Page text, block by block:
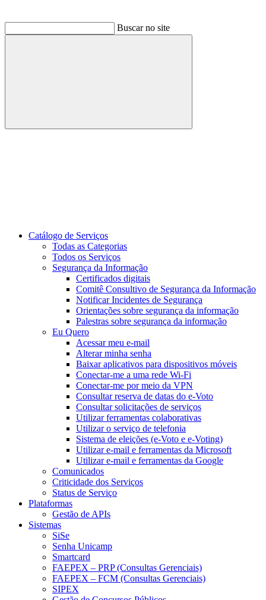
Buscar no site
Buscar
Catálogo de Serviços
Todas as Categorias
Todos os Serviços
Segurança da Informação
Certificados digitais
Comitê Consultivo de Segurança da Informação
Notificar Incidentes de Segurança
Orientações sobre segurança da informação
Palestras sobre segurança da informação
Eu Quero
Acessar meu e-mail
Alterar minha senha
Baixar aplicativos para dispositivos móveis
Conectar-me a uma rede Wi-Fi
Conectar-me por meio da VPN
Consultar reserva de datas do e-Voto
Consultar solicitações de serviços
Utilizar ferramentas colaborativas
Utilizar o serviço de telefonia
Sistema de eleições (e-Voto e e-Voting)
Utilizar e-mail e ferramentas da Microsoft
Utilizar e-mail e ferramentas da Google
Comunicados
Criticidade dos Serviços
Status de Serviço
Plataformas
Gestão de APIs
Sistemas
SiSe
Senha Unicamp
Smartcard
FAEPEX – PRP (Consultas Gerenciais)
FAEPEX – FCM (Consultas Gerenciais)
SIPEX